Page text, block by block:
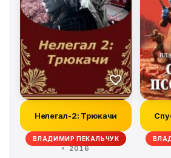
Нелегал-2: Трюкачи
ВЛАДИМИР ПЕКАЛЬЧУК
2016